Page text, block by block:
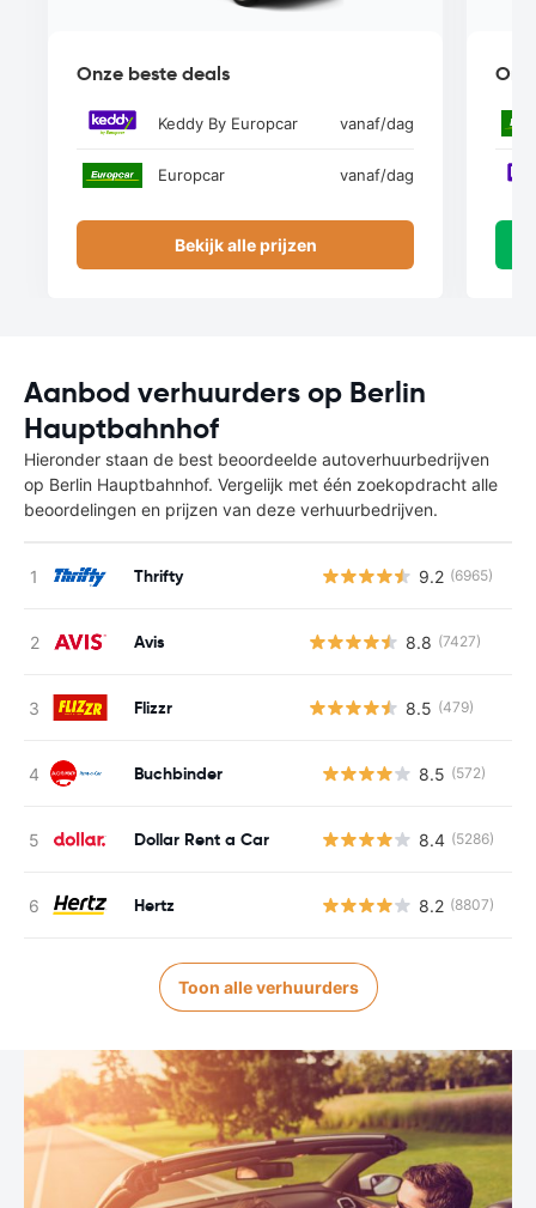
Onze beste deals
Keddy By Europcar vanaf/dag
Europcar vanaf/dag
Bekijk alle prijzen
Aanbod verhuurders op Berlin
Hauptbahnhof
Hieronder staan de best beoordeelde autoverhuurbedrijven
op Berlin Hauptbahnhof. Vergelijk met één zoekopdracht alle
beoordelingen en prijzen van deze verhuurbedrijven.
Thrifty 9.2 (6965)
Avis 8.8 (7427)
Flizzr 8.5 (479)
Buchbinder 8.5 (572)
Dollar Rent a Car 8.4 (5286)
Hertz 8.2 (8807)
Toon alle verhuurders